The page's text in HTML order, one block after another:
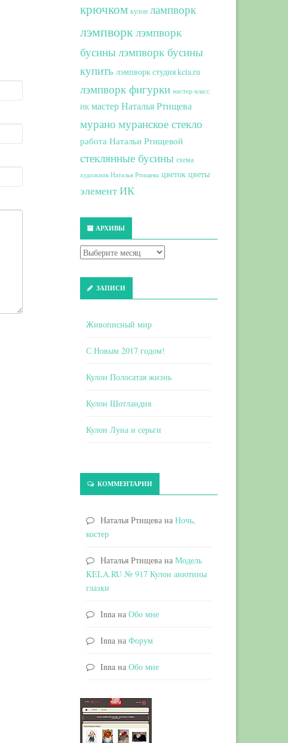
крючком кулон лампворк
лэмпворклэмпворк
бусинылэмпворк бусины
купить лэмпворк студия kela.ru
лэмпворк фигурки мастер-класс
ИК мастер Наталья Ртищева
мурано муранское стекло
работа Натальи Ртищевой
стеклянные бусины схема
художник Наталья Ртищева цветок цветы
элемент ИК
АРХИВЫ
ЗАПИСИ
Живописный мир
С Новым 2017 годом!
Кулон Полосатая жизнь
Кулон Шотландия
Кулон Луна и серьги
КОММЕНТАРИИ
Наталья Ртищевана Ночь,
костер
Наталья Ртищевана Модель
KELA.RU № 917 Кулон анютины
глазки
Innaна Обо мне
Innaна Форум
Innaна Обо мне